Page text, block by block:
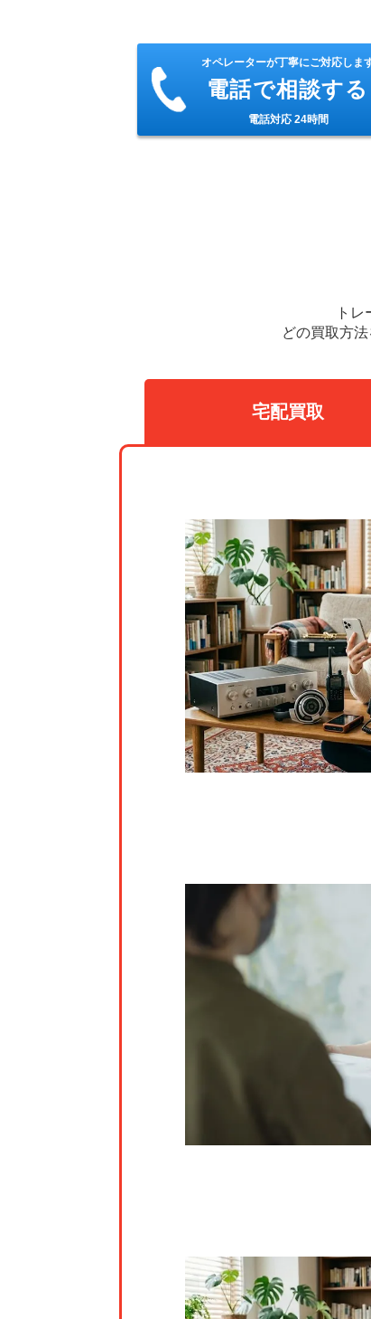
オペレーターが丁寧にご対応しま
電話で相談する
電話対応 24時間
ト
どの買取方
宅配買取